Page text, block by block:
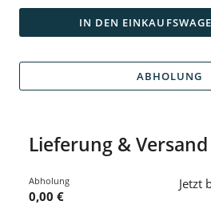
IN DEN
ABHOLUNG
Lieferung & Versand
Abholung
0,00 €
Jetzt